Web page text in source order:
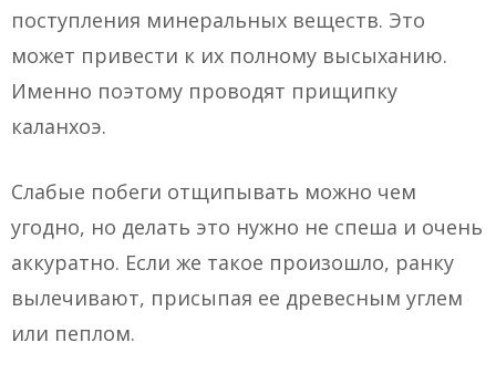
поступления минеральных веществ. Это
может привести к их полному высыханию.
Именно поэтому проводят прищипку
каланхоэ.
Слабые побеги отщипывать можно чем
угодно, но делать это нужно не спеша и очень
аккуратно. Если же такое произошло, ранку
вылечивают, присыпая ее древесным углем
или пеплом.